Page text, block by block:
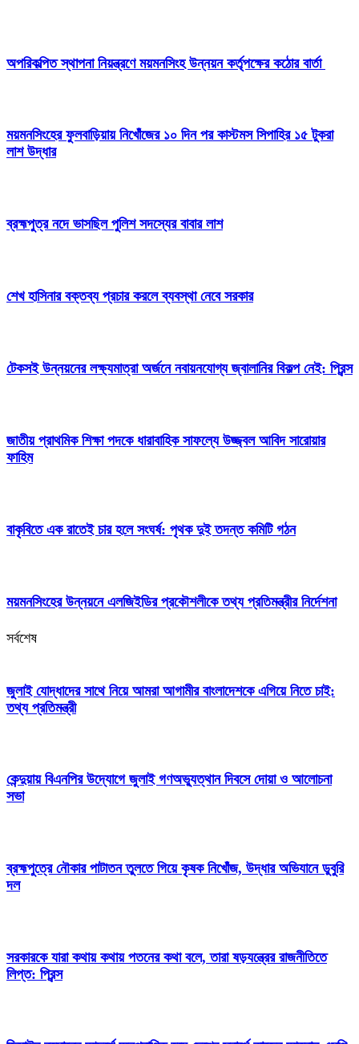
অপরিকল্পিত স্থাপনা নিয়ন্ত্রণে ময়মনসিংহ উন্নয়ন কর্তৃপক্ষের কঠোর বার্তা
ময়মনসিংহের ফুলবাড়িয়ায় নিখোঁজের ১০ দিন পর কাস্টমস সিপাহির ১৫ টুকরা
লাশ উদ্ধার
ব্রহ্মপুত্র নদে ভাসছিল পুলিশ সদস্যের বাবার লাশ
শেখ হাসিনার বক্তব্য প্রচার করলে ব্যবস্থা নেবে সরকার
টেকসই উন্নয়নের লক্ষ্যমাত্রা অর্জনে নবায়নযোগ্য জ্বালানির বিকল্প নেই: প্রিন্স
জাতীয় প্রাথমিক শিক্ষা পদকে ধারাবাহিক সাফল্যে উজ্জ্বল আবিদ সারোয়ার
ফাহিম
বাকৃবিতে এক রাতেই চার হলে সংঘর্ষ: পৃথক দুই তদন্ত কমিটি গঠন
ময়মনসিংহের উন্নয়নে এলজিইডির প্রকৌশলীকে তথ্য প্রতিমন্ত্রীর নির্দেশনা
সর্বশেষ
জুলাই যোদ্ধাদের সাথে নিয়ে আমরা আগামীর বাংলাদেশকে এগিয়ে নিতে চাই:
তথ্য প্রতিমন্ত্রী
কেন্দুয়ায় বিএনপির উদ্যোগে জুলাই গণঅভ্যুত্থান দিবসে দোয়া ও আলোচনা
সভা
ব্রহ্মপুত্রে নৌকার পাটাতন তুলতে গিয়ে কৃষক নিখোঁজ, উদ্ধার অভিযানে ডুবুরি
দল
সরকারকে যারা কথায় কথায় পতনের কথা বলে, তারা ষড়যন্ত্রের রাজনীতিতে
লিপ্ত: প্রিন্স